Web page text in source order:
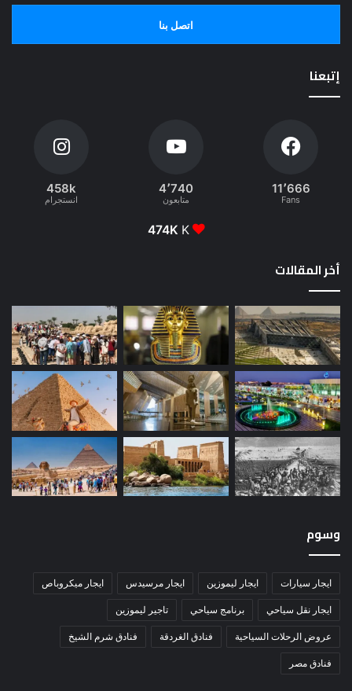
اتصل بنا
إتبعنا
11٬666
Fans
4٬740
متابعون
458k
انستجرام
474K K
أخر المقالات
وسوم
ايجار سيارات ايجار ليموزين ايجار مرسيدس ايجار ميكروباص
ايجار نقل سياحي برنامج سياحي تاجير ليموزين
عروض الرحلات السياحية فنادق الغردقة فنادق شرم الشيخ
فنادق مصر